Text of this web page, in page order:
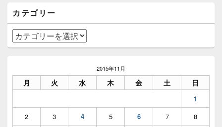
ェ
ッ
ト
リ
カテゴリー
カ
テ
ー
2015年11月
月 火 水 木 金 土 日
1
2
3 4 5 6 7
8